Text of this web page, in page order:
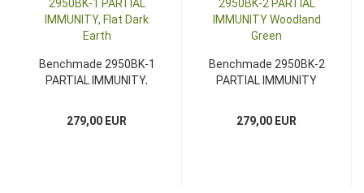
Benchmade 2950BK-1
PARTIAL IMMUNITY,
279,00 EUR
Benchmade 2950BK-2
PARTIAL IMMUNITY
279,00 EUR